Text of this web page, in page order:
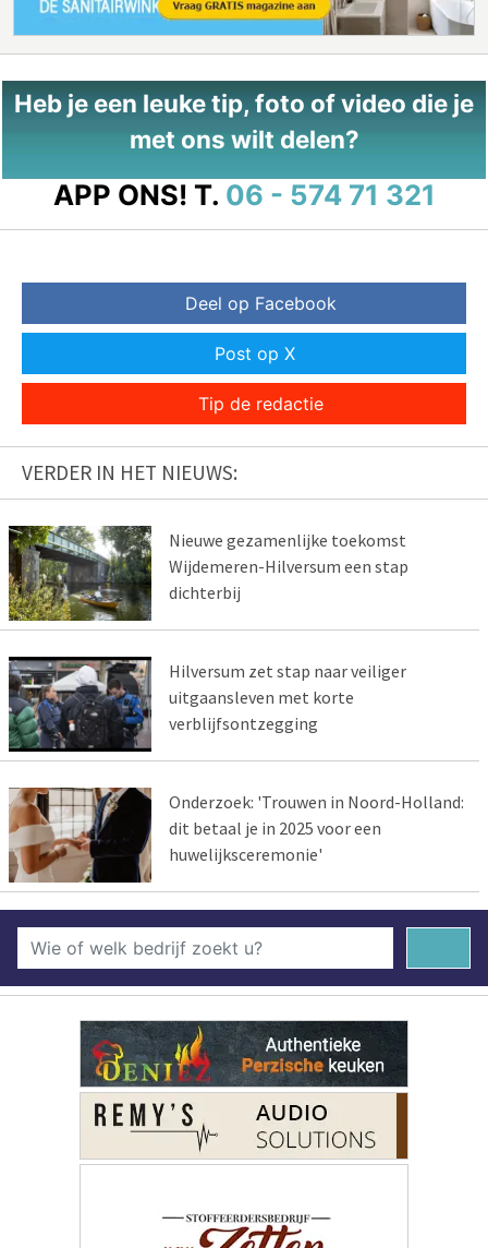
Heb je een leuke tip, foto of video die je
met ons wilt delen?
APP ONS! T. 06 - 574 71 321
Deel op Facebook
Post op X
Tip de redactie
VERDER IN HET NIEUWS:
Nieuwe gezamenlijke toekomst
Wijdemeren-Hilversum een stap
dichterbij
Hilversum zet stap naar veiliger
uitgaansleven met korte
verblijfsontzegging
Onderzoek: 'Trouwen in Noord-Holland:
dit betaal je in 2025 voor een
huwelijksceremonie'